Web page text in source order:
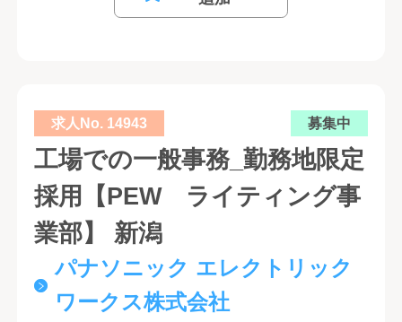
求人No. 14943 募集中
工場での一般事務_勤務地限定
採用【PEW ライティング事
業部】 新潟
パナソニック エレクトリック
ワークス株式会社